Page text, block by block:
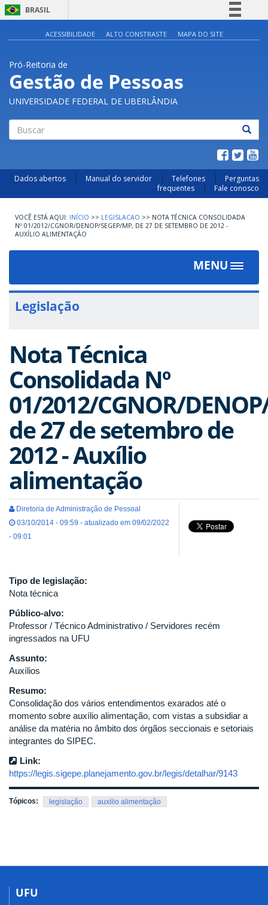
BRASIL
Acesso à informação
Legislação
Canais
ACESSIBILIDADE ALTO CONSTRASTE MAPA DO SITE
Pró-Reitoria de
Gestão de Pessoas
UNIVERSIDADE FEDERAL DE UBERLÂNDIA
Dados abertos Manual do servidor Telefones
Perguntas
frequentes
Fale conosco
INÍCIO >> LEGISLACAO >> NOTA TÉCNICA CONSOLIDADA
Nº 01/2012/CGNOR/DENOP/SEGEP/MP, DE 27 DE SETEMBRO DE 2012 -
AUXÍLIO ALIMENTAÇÃO
MENU
Toggle
Legislação
Nota Técnica
Consolidada Nº
01/2012/CGNOR/
de 27 de setembro de
2012 - Auxílio
alimentação
Diretoria de Administração de Pessoal
03/10/2014 - 09:59 - atualizado em 09/02/2022
- 09:01
Tipo de legislação:
Nota técnica
Público-alvo:
Professor / Técnico Administrativo / Servidores recém
ingressados na UFU
Assunto:
Auxílios
Resumo:
Consolidação dos vários entendimentos exarados até o
momento sobre auxílio alimentação, com vistas a subsidiar a
análise da matéria no âmbito dos órgãos seccionais e setoriais
integrantes do SIPEC.
Link:
https://legis.sigepe.planejamento.gov.br/legis/detalhar/9143
Tópicos: legislação auxilio alimentação
UFU